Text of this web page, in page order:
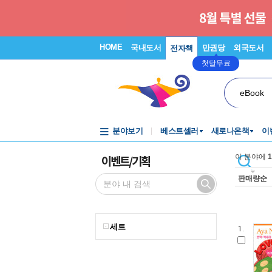
HOME 국내도서 전자책 만권당
첫달무료
외국도서
eBook
분야보기 베스트셀러 새로나온책 이
이벤트/기획
세트
이 분야에
판매량순
1.